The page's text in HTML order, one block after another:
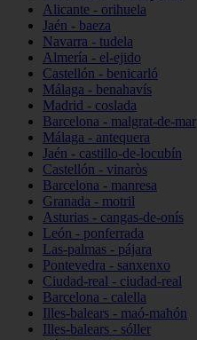
Alicante - orihuela
Jaén - baeza
Navarra - tudela
Almería - el-ejido
Castellón - benicarló
Málaga - benahavís
Madrid - coslada
Barcelona - malgrat-de-mar
Málaga - antequera
Jaén - castillo-de-locubín
Castellón - vinaròs
Barcelona - manresa
Granada - motril
Asturias - cangas-de-onís
León - ponferrada
Las-palmas - pájara
Pontevedra - sanxenxo
Ciudad-real - ciudad-real
Barcelona - calella
Illes-balears - maó-mahón
Illes-balears - sóller